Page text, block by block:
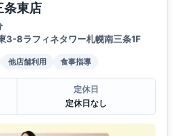
条東店
3-8ラフィネタワー札幌南三条1F
他店舗利用 食事指導
定休日
定休日なし